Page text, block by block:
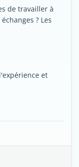
de travailler à
? Les
et